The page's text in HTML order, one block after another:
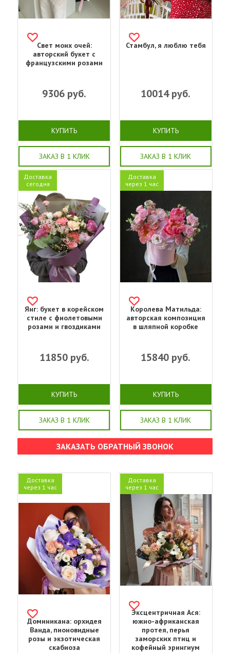
Свет моих очей:
авторский букет с
французскими розами
9306 руб.
КУПИТЬ
ЗАКАЗ В 1 КЛИК
Стамбул, я люблю тебя
10014руб.
КУПИТЬ
ЗАКАЗ В 1 КЛИК
Доставка
сегодня
Янг: букет в корейском
стиле с фиолетовыми
розами и гвоздиками
11850руб.
КУПИТЬ
ЗАКАЗ В 1 КЛИК
Доставка
через 1 час
Королева Матильда:
авторская композиция
в шляпной коробке
15840 руб.
КУПИТЬ
ЗАКАЗ В 1 КЛИК
ЗАКАЗАТЬ ОБРАТНЫЙ ЗВОНОК
Доставка
через 1 час
Доминикана: орхидея
Ванда, пионовидные
розы и экзотическая
скабиоза
Доставка
через 1 час
Эксцентричная Ася:
южно-африканская
протея, перья
заморских птиц и
кофейный эрингиум